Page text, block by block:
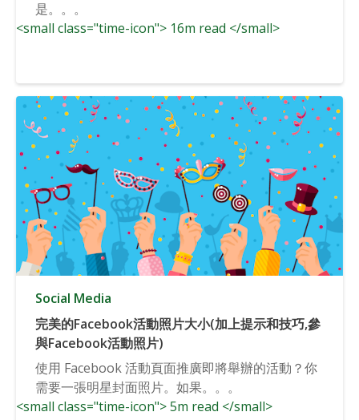
是。。。
<small class="time-icon"> 16m read </small>
Social Media
完美的Facebook活動照片大小(加上提示和技巧,參
與Facebook活動照片)
使用 Facebook 活動頁面推廣即將舉辦的活動？你
需要一張明星封面照片。如果。。。
<small class="time-icon"> 5m read </small>